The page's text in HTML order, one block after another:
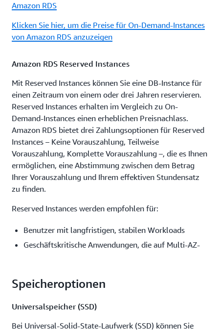
Amazon RDS
Klicken Sie hier, um die Preise für On-Demand-Instances
von Amazon RDS anzuzeigen
Amazon RDS Reserved Instances
Mit Reserved Instances können Sie eine DB-Instance für
einen Zeitraum von einem oder drei Jahren reservieren.
Reserved Instances erhalten im Vergleich zu On-
Demand-Instances einen erheblichen Preisnachlass.
Amazon RDS bietet drei Zahlungsoptionen für Reserved
Instances – Keine Vorauszahlung, Teilweise
Vorauszahlung, Komplette Vorauszahlung –, die es Ihnen
ermöglichen, eine Abstimmung zwischen dem Betrag
Ihrer Vorauszahlung und Ihrem effektiven Stundensatz
zu finden.
Reserved Instances werden empfohlen für:
Benutzer mit langfristigen, stabilen Workloads
Geschäftskritische Anwendungen, die auf Multi-AZ-
gewährleisten
Nutzung bis zu 69 % sparen, wenn Sie Reserved
Speicheroptionen
Universalspeicher (SSD)
Bei Universal-Solid-State-Laufwerk (SSD) können Sie